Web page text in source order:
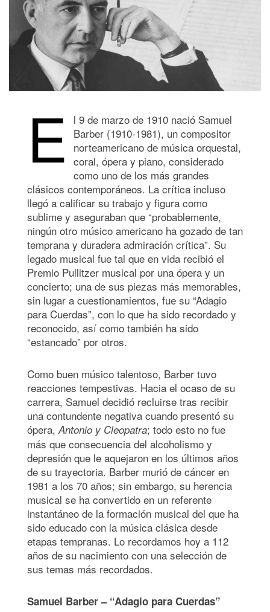
E
l 9 de marzo de 1910 nació Samuel
Barber (1910-1981), un compositor
norteamericano de música orquestal,
coral, ópera y piano, considerado
como uno de los más grandes
clásicos contemporáneos. La crítica incluso
llegó a calificar su trabajo y figura como
sublime y aseguraban que “probablemente,
ningún otro músico americano ha gozado de tan
temprana y duradera admiración crítica”. Su
legado musical fue tal que en vida recibió el
Premio Pullitzer musical por una ópera y un
concierto; una de sus piezas más memorables,
sin lugar a cuestionamientos, fue su “Adagio
para Cuerdas”, con lo que ha sido recordado y
reconocido, así como también ha sido
“estancado” por otros.
Como buen músico talentoso, Barber tuvo
reacciones tempestivas. Hacia el ocaso de su
carrera, Samuel decidió recluirse tras recibir
una contundente negativa cuando presentó su
ópera,Antonio y Cleopatra; todo esto no fue
más que consecuencia del alcoholismo y
depresión que le aquejaron en los últimos años
de su trayectoria. Barber murió de cáncer en
1981 a los 70 años; sin embargo, su herencia
musical se ha convertido en un referente
instantáneo de la formación musical del que ha
sido educado con la música clásica desde
etapas tempranas. Lo recordamos hoy a 112
años de su nacimiento con una selección de
sus temas más recordados.
Samuel Barber – “Adagio para Cuerdas”